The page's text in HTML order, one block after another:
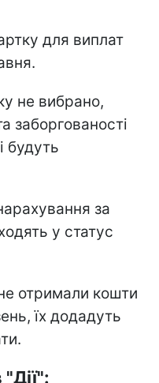
для виплат
не вибрано,
заборгованості
будуть
за
у статус
отримали кошти
їх додадуть